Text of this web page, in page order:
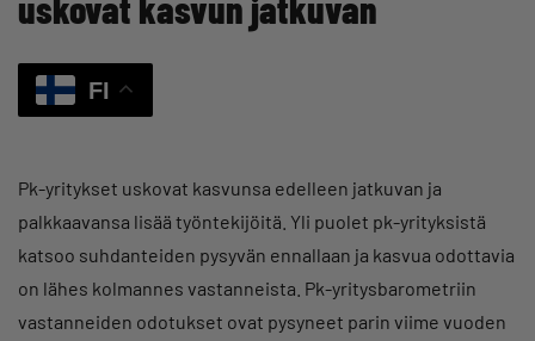
FI
Pk-yritykset uskovat kasvunsa edelleen jatkuvan ja
palkkaavansa lisää työntekijöitä. Yli puolet pk-yrityksistä
katsoo suhdanteiden pysyvän ennallaan ja kasvua odottavia
on lähes kolmannes vastanneista. Pk-yritysbarometriin
vastanneiden odotukset ovat pysyneet parin viime vuoden